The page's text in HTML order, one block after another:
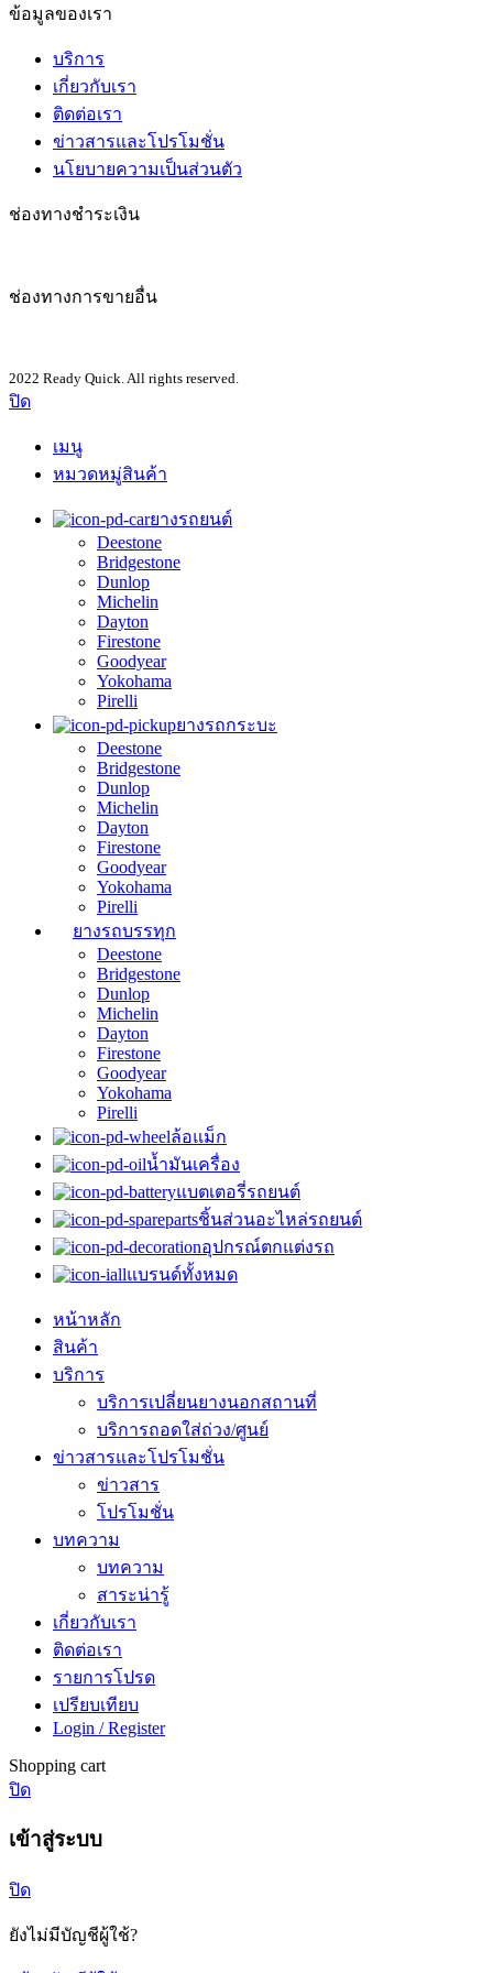
ข้อมูลของเรา
บริการ
เกี่ยวกับเรา
ติดต่อเรา
ข่าวสารและโปรโมชั่น
นโยบายความเป็นส่วนตัว
ช่องทางชำระเงิน
ช่องทางการขายอื่น
2022 Ready Quick. All rights reserved.
ปิด
เมนู
หมวดหมู่สินค้า
ยางรถยนต์
Deestone
Bridgestone
Dunlop
Michelin
Dayton
Firestone
Goodyear
Yokohama
Pirelli
ยางรถกระบะ
Deestone
Bridgestone
Dunlop
Michelin
Dayton
Firestone
Goodyear
Yokohama
Pirelli
ยางรถบรรทุก
Deestone
Bridgestone
Dunlop
Michelin
Dayton
Firestone
Goodyear
Yokohama
Pirelli
ล้อแม็ก
น้ำมันเครื่อง
แบตเตอรี่รถยนต์
ชิ้นส่วนอะไหล่รถยนต์
อุปกรณ์ตกแต่งรถ
แบรนด์ทั้งหมด
หน้าหลัก
สินค้า
บริการ
บริการเปลี่ยนยางนอกสถานที่
บริการถอดใส่ถ่วง/ศูนย์
ข่าวสารและโปรโมชั่น
ข่าวสาร
โปรโมชั่น
บทความ
บทความ
สาระน่ารู้
เกี่ยวกับเรา
ติดต่อเรา
รายการโปรด
เปรียบเทียบ
Login / Register
Shopping cart
ปิด
เข้าสู่ระบบ
ปิด
ยังไม่มีบัญชีผู้ใช้?